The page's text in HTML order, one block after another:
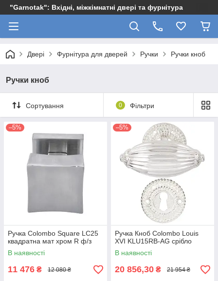
"Garnotak": Вхідні, міжкімнатні двері та фурнітура
Двері Фурнітура для дверей Ручки Ручки кноб
Ручки кноб
Сортування 0 Фільтри
–5%
Ручка Colombo Square LC25
квадратна мат хром R ф/з
В наявності
11 476 ₴ 12 080 ₴
–5%
Ручка Кноб Colombo Louis
XVI KLU15RB-AG срібло
В наявності
20 856,30 ₴ 21 954 ₴